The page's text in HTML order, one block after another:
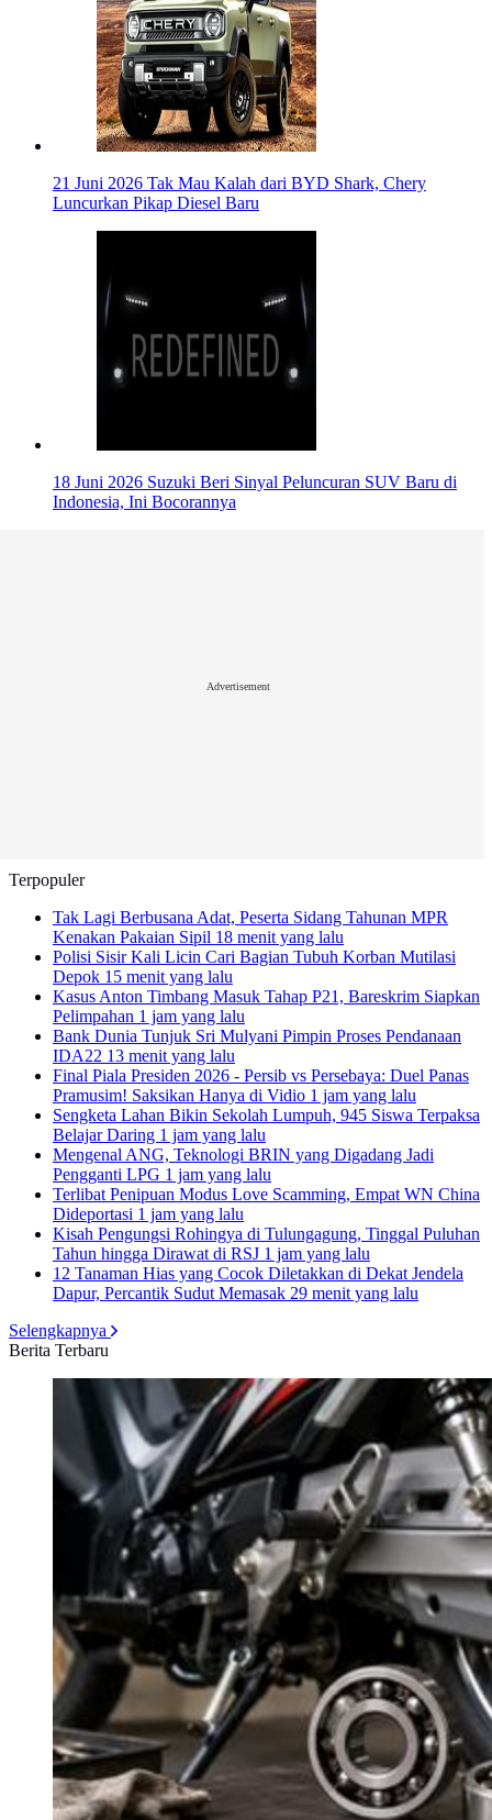
21 Juni 2026 Tak Mau Kalah dari BYD Shark, Chery
Luncurkan Pikap Diesel Baru
18 Juni 2026 Suzuki Beri Sinyal Peluncuran SUV Baru di
Indonesia, Ini Bocorannya
Advertisement
Terpopuler
Tak Lagi Berbusana Adat, Peserta Sidang Tahunan MPR
Kenakan Pakaian Sipil 18 menit yang lalu
Polisi Sisir Kali Licin Cari Bagian Tubuh Korban Mutilasi
Depok 15 menit yang lalu
Kasus Anton Timbang Masuk Tahap P21, Bareskrim Siapkan
Pelimpahan 1 jam yang lalu
Bank Dunia Tunjuk Sri Mulyani Pimpin Proses Pendanaan
IDA22 13 menit yang lalu
Final Piala Presiden 2026 - Persib vs Persebaya: Duel Panas
Pramusim! Saksikan Hanya di Vidio 1 jam yang lalu
Sengketa Lahan Bikin Sekolah Lumpuh, 945 Siswa Terpaksa
Belajar Daring 1 jam yang lalu
Mengenal ANG, Teknologi BRIN yang Digadang Jadi
Pengganti LPG 1 jam yang lalu
Terlibat Penipuan Modus Love Scamming, Empat WN China
Dideportasi 1 jam yang lalu
Kisah Pengungsi Rohingya di Tulungagung, Tinggal Puluhan
Tahun hingga Dirawat di RSJ 1 jam yang lalu
12 Tanaman Hias yang Cocok Diletakkan di Dekat Jendela
Dapur, Percantik Sudut Memasak 29 menit yang lalu
Selengkapnya
Berita Terbaru